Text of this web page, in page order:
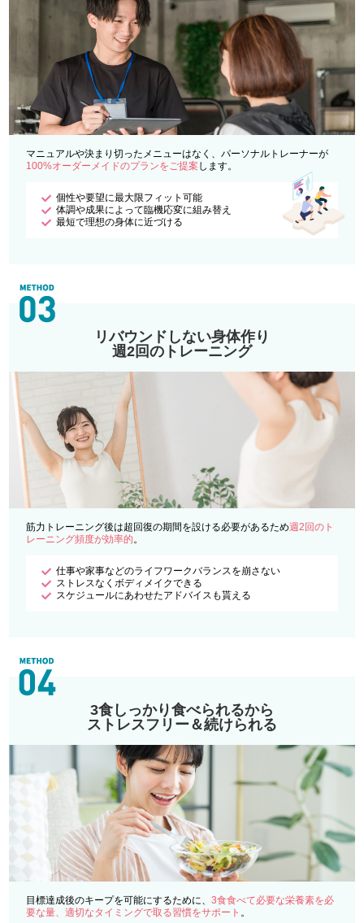
マニュアルや決まり切ったメニューはなく、パーソナルトレーナーが
100%オーダーメイドのプランをご提案 します。
個性や要望に最大限フィット可能
体調や成果によって臨機応変に組み替え
最短で理想の身体に近づける
リバウンドしない身体作り
週2回のトレーニング
筋力トレーニング後は超回復の期間を設ける必要があるため週2回のト
レーニング頻度が効率的。
仕事や家事などのライフワークバランスを崩さない
ストレスなくボディメイクできる
スケジュールにあわせたアドバイスも貰える
3食しっかり食べられるから
ストレスフリー＆続けられる
目標達成後のキープを可能にするために、3食食べて必要な栄養素を必
要な量、適切なタイミングで取る習慣をサポート 。